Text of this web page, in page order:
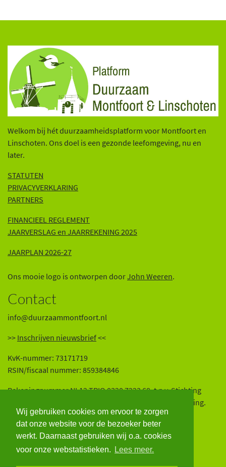
Wij gebruiken cookies om ervoor te zorgen
dat onze website voor de bezoeker beter
werkt. Daarnaast gebruiken wij o.a. cookies
voor onze webstatistieken.
Lees meer.
Welkom bij hét duurzaamheidsplatform voor Montfoort en
Linschoten. Ons doel is een gezonde leefomgeving, nu en
later.
STATUTEN
PRIVACYVERKLARING
PARTNERS
FINANCIEEL REGLEMENT
JAARVERSLAG en JAARREKENING 2025
JAARPLAN 2026-27
Ons mooie logo is ontworpen doorJohn Weeren.
Contact
info@duurzaammontfoort.nl
>> Inschrijven nieuwsbrief<<
KvK-nummer: 73171719
RSIN/fiscaal nummer: 859384846
Rekeningnummer NL12 TRIO 0320 7223 68, t.n.v. Stichting
Platform Duurzaam Montfoort. Wij zijn een ANBI-instelling.
Volg ons op onze sociale media: